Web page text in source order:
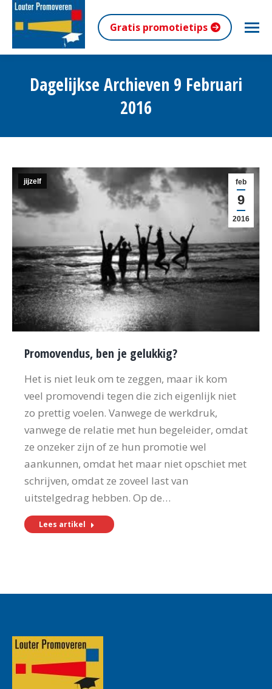
Gratis promotietips
Dagelijkse Archieven 9 Februari
2016
feb
9
2016
jijzelf
Promovendus, ben je gelukkig?
Het is niet leuk om te zeggen, maar ik kom
veel promovendi tegen die zich eigenlijk niet
zo prettig voelen. Vanwege de werkdruk,
vanwege de relatie met hun begeleider, omdat
ze onzeker zijn of ze hun promotie wel
aankunnen, omdat het maar niet opschiet met
schrijven, omdat ze zoveel last van
uitstelgedrag hebben. Op de…
Lees artikel